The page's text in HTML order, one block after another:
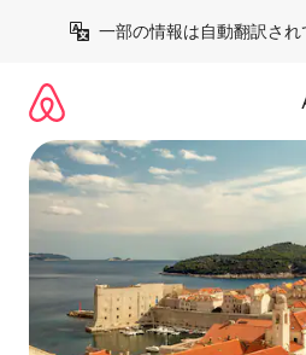
一部の情報は自動翻訳され